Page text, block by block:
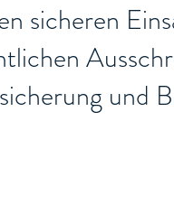
sicheren
und